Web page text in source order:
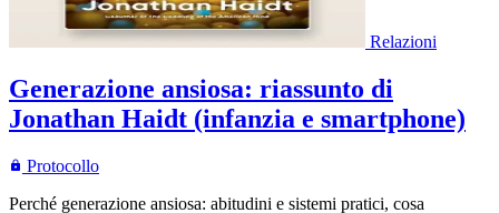
Relazioni
Generazione ansiosa: riassunto di
Jonathan Haidt (infanzia e smartphone)
Protocollo
Perché generazione ansiosa: abitudini e sistemi pratici, cosa